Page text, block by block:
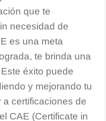
que te
necesidad de
es una meta
te brinda una
éxito puede
y mejorando tu
a certificaciones de
CAE (Certificate in